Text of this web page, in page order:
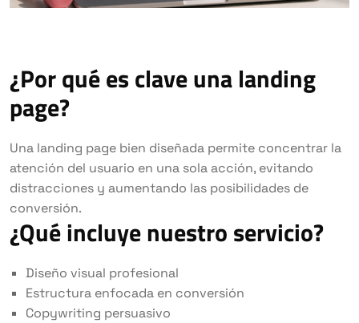
¿Por qué es clave una landing
page?
Una landing page bien diseñada permite concentrar la
atención del usuario en una sola acción, evitando
distracciones y aumentando las posibilidades de
conversión.
¿Qué incluye nuestro servicio?
Diseño visual profesional
Estructura enfocada en conversión
Copywriting persuasivo